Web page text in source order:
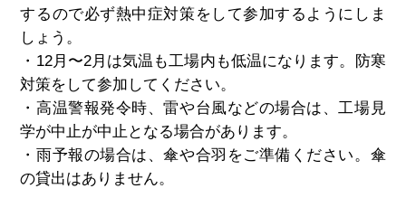
するので必ず熱中症対策をして参加するようにしま
しょう。
・ 12月〜2月は気温も工場内も低温になります。防寒
対策をして参加してください。
・高温警報発令時、雷や台風などの場合は、工場見
学が中止が中止となる場合があります。
・雨予報の場合は、傘や合羽をご準備ください。傘
の貸出はありません。